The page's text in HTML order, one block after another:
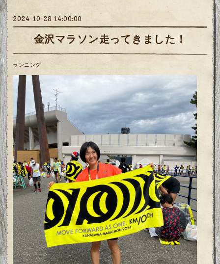
2024-10-28 14:00:00
金沢マラソン走ってきました！
ランニング